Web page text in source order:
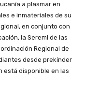
a plasmar en
e inmateriales de su
en conjunto con
la Seremi de las
Regional de
desde prekínder
está disponible en las